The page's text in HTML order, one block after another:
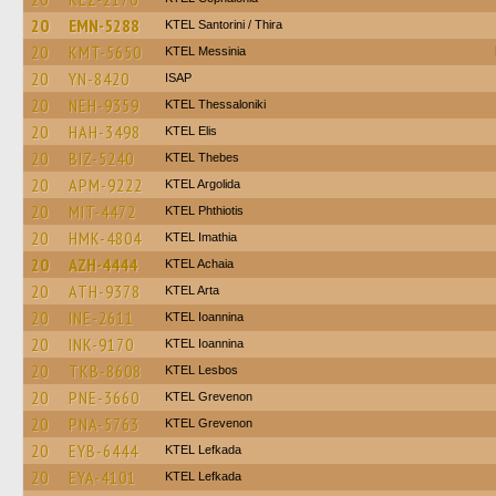
20 EMN-5288 KTEL Santorini / Thira
20 KMT-5650 KTEL Messinia
20 YN-8420 ISAP
20 NEH-9359 KTEL Thessaloniki
20 HAH-3498 KTEL Elis
20 BIZ-5240 KTEL Thebes
20 APM-9222 KTEL Argolida
20 MIT-4472 ΚΤΕL Phthiotis
20 HMK-4804 KTEL Imathia
20 AZH-4444 KTEL Achaia
20 ATH-9378 KTEL Arta
20 INE-2611 KTEL Ioannina
20 INK-9170 KTEL Ioannina
20 TKB-8608 KTEL Lesbos
20 PNE-3660 ΚΤΕL Grevenon
20 PNA-5763 ΚΤΕL Grevenon
20 EYB-6444 KTEL Lefkada
20 EYA-4101 KTEL Lefkada